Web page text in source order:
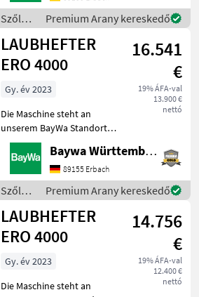
0151 1610 4371 für Ihre
Anfrage zur Verfügung!ERO-
Laubhe
Szőlészeti
gépek /
Ero
Premium Arany kereskedő
LAUBHEFTER
ERO 4000
16.541
€
19% ÁFA-val
13.900 €
nettó
Gy. év 2023
Die Maschine steht an
unserem BayWa Standort in
DE 74336
BrackenheimGerne steht
Ihnen Herr Stein unter Tel.:
0151 1610 4371 für Ihre
Anfrage zur Verfügung!ERO-
Laubhe
Baywa Württemberg
89155 Erbach
Szőlészeti
gépek /
Ero
Premium Arany kereskedő
LAUBHEFTER
ERO 4000
14.756
€
19% ÁFA-val
12.400 €
nettó
Gy. év 2023
Die Maschine steht an